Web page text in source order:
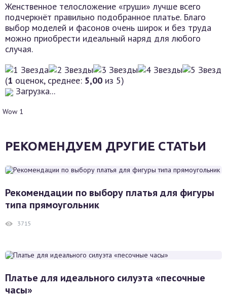
Женственное телосложение «груши» лучше всего
подчеркнёт правильно подобранное платье. Благо
выбор моделей и фасонов очень широк и без труда
можно приобрести идеальный наряд для любого
случая.
(1 оценок, среднее: 5,00 из 5)
Загрузка...
Wow 1
РЕКОМЕНДУЕМ ДРУГИЕ СТАТЬИ
Рекомендации по выбору платья для фигуры
типа прямоугольник
3715
Платье для идеального силуэта «песочные
часы»